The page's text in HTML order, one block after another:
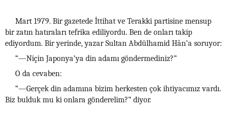
Mart 1979. Bir gazetede İttihat ve Terakki partisine mensup
bir zatın hatıraları tefrika ediliyordu. Ben de onları takip
ediyordum. Bir yerinde, yazar Sultan Abdülhamid Hân’a soruyor:
“—Niçin Japonya’ya din adamı göndermediniz?”
O da cevaben:
“—Gerçek din adamına bizim herkesten çok ihtiyacımız vardı.
Biz bulduk mu ki onlara gönderelim?” diyor.